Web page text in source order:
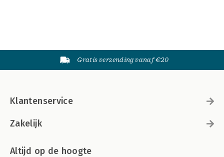
Gratis verzending vanaf €20
Klantenservice
Zakelijk
Altijd op de hoogte